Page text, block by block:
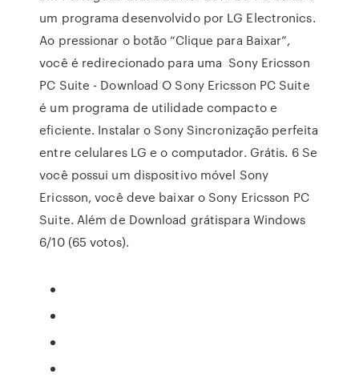
um programa desenvolvido por LG Electronics.
Ao pressionar o botão “Clique para Baixar”,
você é redirecionado para uma Sony Ericsson
PC Suite - Download O Sony Ericsson PC Suite
é um programa de utilidade compacto e
eficiente. Instalar o Sony Sincronização perfeita
entre celulares LG e o computador. Grátis. 6 Se
você possui um dispositivo móvel Sony
Ericsson, você deve baixar o Sony Ericsson PC
Suite. Além de Download grátispara Windows
6/10 (65 votos).